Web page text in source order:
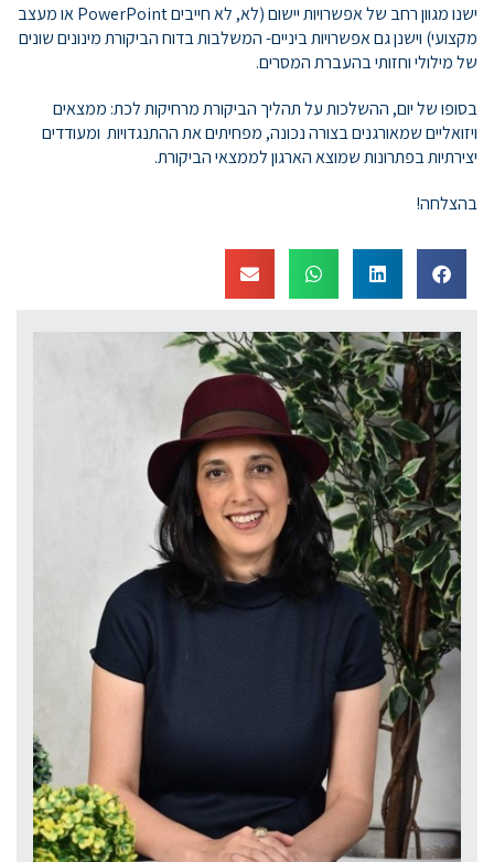
ישנו מגוון רחב של אפשרויות יישום (לא, לא חייבים PowerPoint או מעצב
מקצועי) וישנן גם אפשרויות ביניים- המשלבות בדוח הביקורת מינונים שונים
של מילולי וחזותי בהעברת המסרים.
בסופו של יום, ההשלכות על תהליך הביקורת מרחיקות לכת: ממצאים
ויזואליים שמאורגנים בצורה נכונה, מפחיתים את ההתנגדויות ומעודדים
יצירתיות בפתרונות שמוצא הארגון לממצאי הביקורת.
בהצלחה!